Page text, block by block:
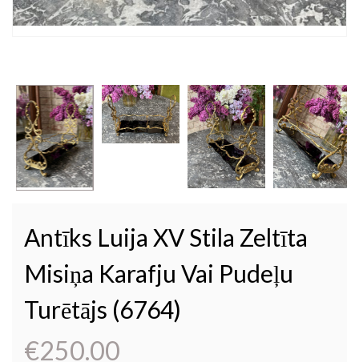
Antīks Luija XV Stila Zeltīta
Misiņa Karafju Vai Pudeļu
Turētājs (6764)
€250.00